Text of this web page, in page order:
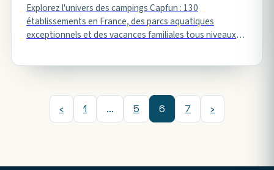
Explorez l'univers des campings Capfun : 130
établissements en France, des parcs aquatiques
exceptionnels et des vacances familiales tous niveaux
‹ 1 … 5 6 7 ›